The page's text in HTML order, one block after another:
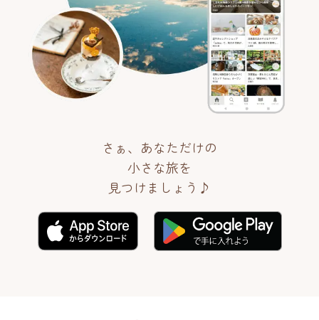
さぁ、あなただけの
小さな旅を
見つけましょう♪